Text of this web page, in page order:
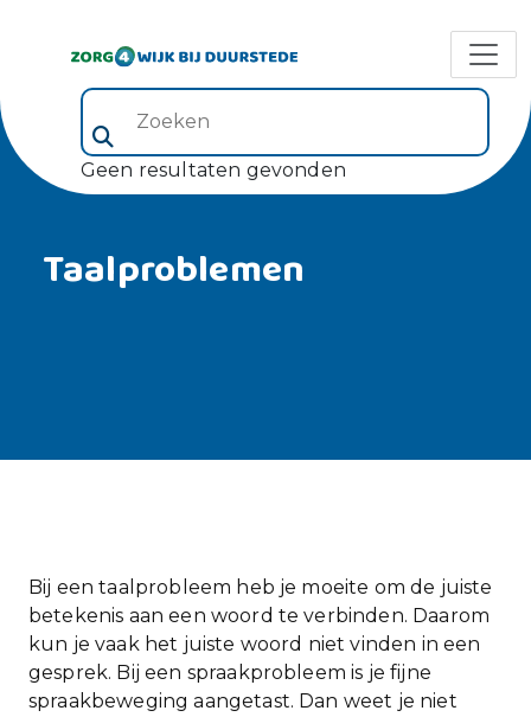
Zoeken (veld 5)
Geen resultaten gevonden
Taalproblemen
Bij een taalprobleem heb je moeite om de juiste
betekenis aan een woord te verbinden. Daarom
kun je vaak het juiste woord niet vinden in een
gesprek. Bij een spraakprobleem is je fijne
spraakbeweging aangetast. Dan weet je niet